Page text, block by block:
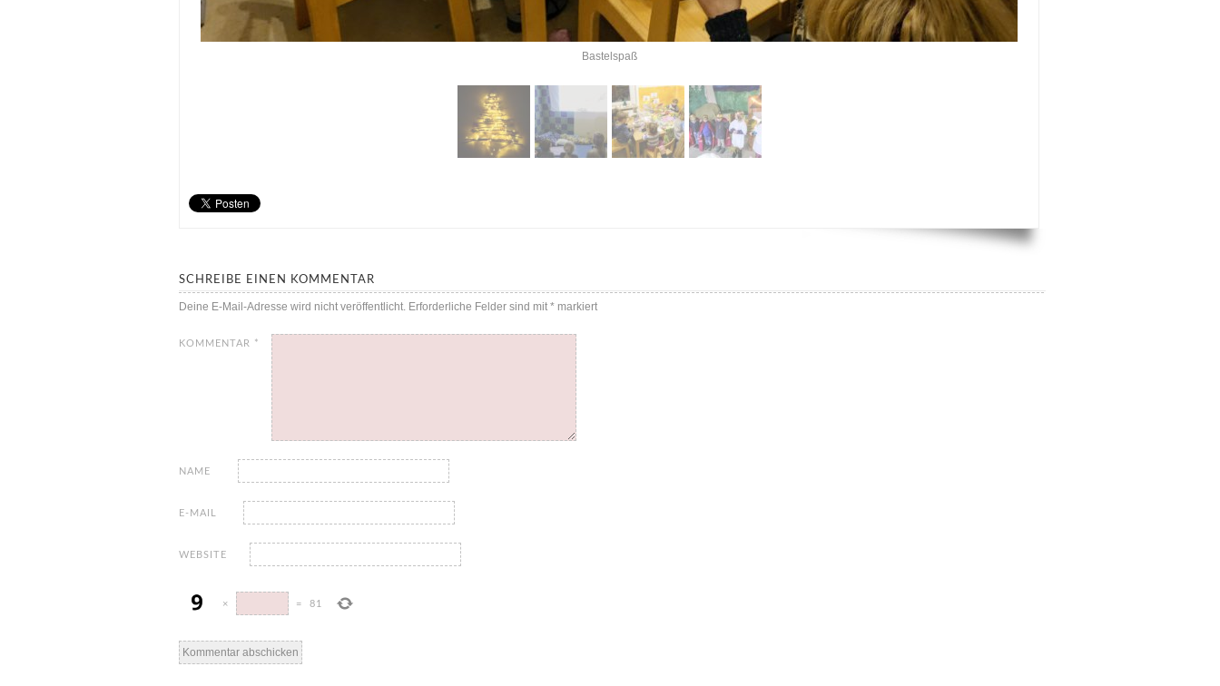
Bastelspaß
SCHREIBE EINEN KOMMENTAR
Deine E-Mail-Adresse wird nicht veröffentlicht. Erforderliche Felder sind mit * markiert
KOMMENTAR *
NAME
E-MAIL
WEBSITE
× = 81